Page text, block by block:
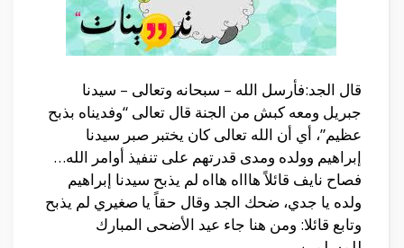
قال الجد:فأرسل الله – سبحانه وتعالى – سيدنا
جبريل ومعه كبش من الجنة قال تعالى “وفديناه بذبح
عظيم”، أي أن الله تعالى كان يختبر صبر سيدنا
إبراهيم وولده ومدى قدرتهم على تنفيذ أوامر الله…
فصاح نايف قائلاً هاااه هااه لم يذبح سيدنا إبراهيم
ولده يا جدي، ضحك الجد وقال حقاً يا صغيري لم يذبح
وتابع قائلا: ومن هنا جاء عيد الأضحى المبارك